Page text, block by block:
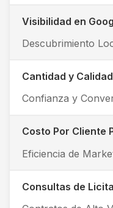
Visibilidad en
Descubrimiento
Cantidad y
Confianza y
Costo Por Cliente
Eficiencia de
Consultas de